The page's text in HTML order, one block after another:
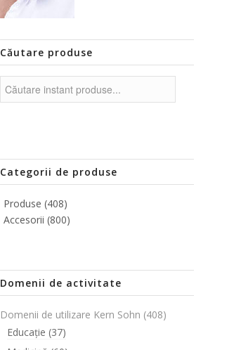
Căutare produse
Categorii de produse
Produse(408)
Accesorii(800)
Domenii de activitate
Domenii de utilizare Kern Sohn (408)
Educație (37)